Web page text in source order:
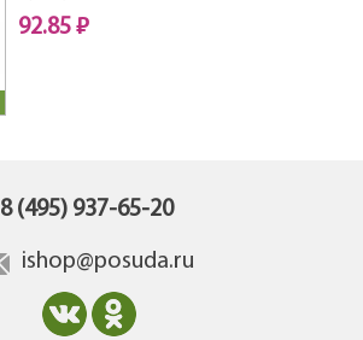
92.85 ₽
8 (495) 937-65-20
ishop@posuda.ru